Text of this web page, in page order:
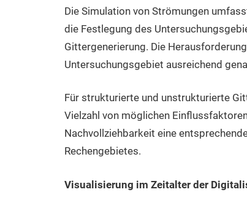
Die Simulation von Strömungen
die Festlegung des
Gittergenerierung. Die
Untersuchungsgebiet ausreichend
Für strukturierte und unstrukturierte
Vielzahl von möglichen
Nachvollziehbarkeit eine
Rechengebietes.
Visualisierung im Zeitalter der